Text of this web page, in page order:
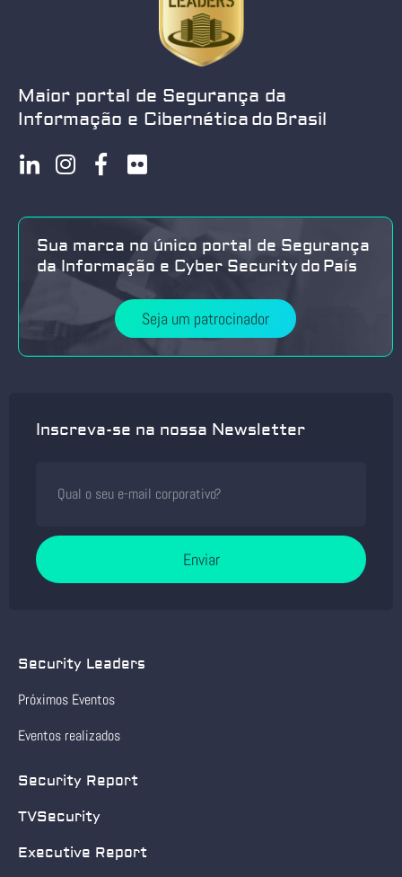
Maior portal de Segurança da
Informação e Cibernética do Brasil
Sua marca no único portal de Segurança
da Informação e Cyber Security do País
Seja um patrocinador
Inscreva-se na nossa Newsletter
Enviar
Security Leaders
Próximos Eventos
Eventos realizados
Security Report
TVSecurity
Executive Report